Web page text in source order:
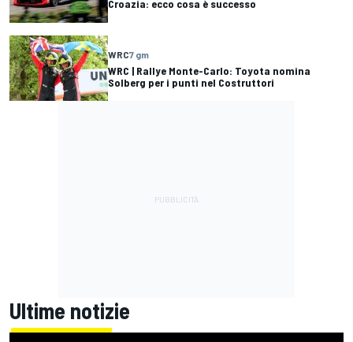
Croazia: ecco cosa è successo
WRC7 gm
WRC | Rallye Monte-Carlo: Toyota nomina
Solberg per i punti nel Costruttori
Ultime notizie